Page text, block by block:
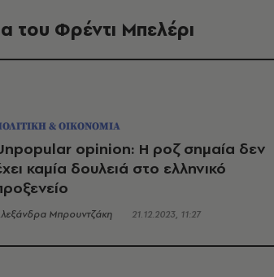
του Φρέντι Μπελέρι
& ΟΙΚΟΝΟΜΙΑ
opinion: Η ροζ σημαία δεν
καμία δουλειά στο ελληνικό
Μπρουντζάκη 21.12.2023, 11:27